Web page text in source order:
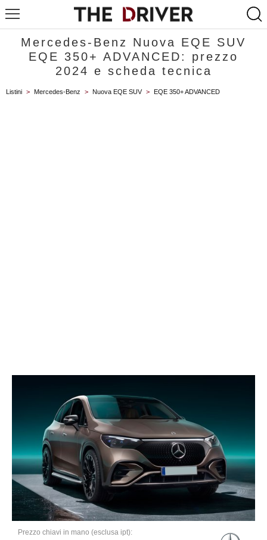
Mercedes-Benz Nuova EQE SUV
EQE 350+ ADVANCED: prezzo
2024 e scheda tecnica
Listini > Mercedes-Benz > Nuova EQE SUV > EQE 350+ ADVANCED
Prezzo chiavi in mano (esclusa ipt):